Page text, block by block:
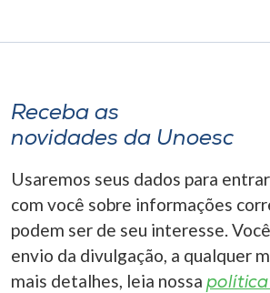
Receba as
novidades da Unoesc
Usaremos seus dados para
com você sobre informações
podem ser de seu interesse.
envio da divulgação, a qualquer
mais detalhes, leia nossa política